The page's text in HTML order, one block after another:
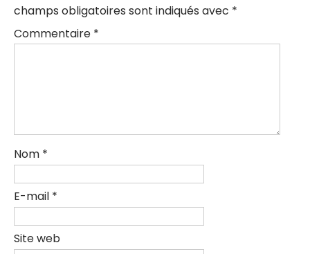
champs obligatoires sont indiqués avec *
Commentaire *
Nom *
E-mail *
Site web